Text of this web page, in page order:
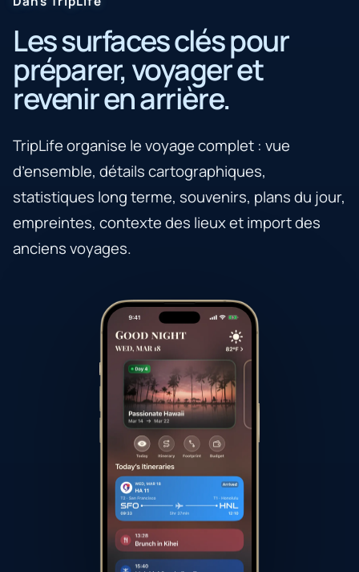
Les surfaces clés pour
préparer, voyager et
revenir en arrière.
TripLife organise le voyage complet : vue
d’ensemble, détails cartographiques,
statistiques long terme, souvenirs, plans du jour,
empreintes, contexte des lieux et import des
anciens voyages.